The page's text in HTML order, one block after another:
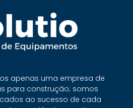
apenas uma empresa de
para construção; somos
ao sucesso de cada